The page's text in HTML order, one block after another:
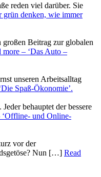
reden viel darüber. Sie
grün denken, wie immer
Beitrag zur globalen
more – ‘Das Auto –
unseren Arbeitsalltag
Spaß-Ökonomie’.
behauptet der bessere
‘Offline- und Online-
vor der
Nun […] Read